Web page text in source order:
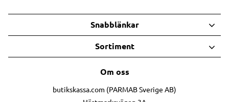
Om oss
butikskassa.com (PARMAB Sverige AB)
Snabblänkar
Sortiment